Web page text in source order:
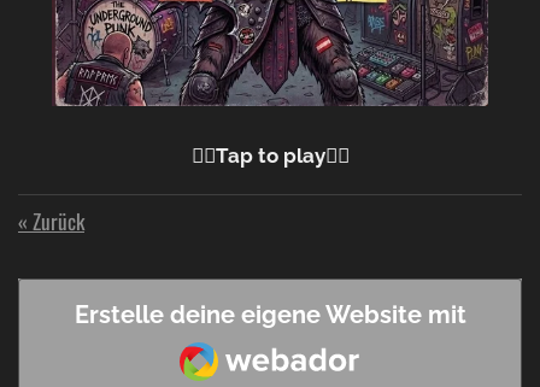
☝🏼Tap to play☝🏼
«Zurück
Erstelle deine eigene Website mit
Webador